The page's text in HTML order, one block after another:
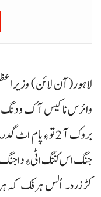
لاہور(آن لائن)
وائرس نا کیس آک ودنگ
بروک آ 2 تو ءِ
جنگ اس کننگ اٹی ءِ دا
کڑزرہ۔ اُلس ہرفک کہ